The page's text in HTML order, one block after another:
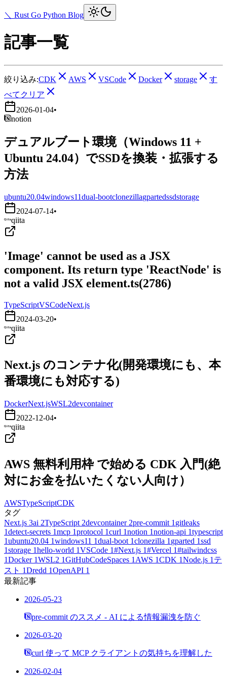
＼ Rust Go Python Blog
記事一覧
絞り込み:CDK AWS VSCode Docker storage
す
べてクリア
2026-01-04•
notion
デュアルブート環境（Windows 11 +
Ubuntu 24.04）でSSDを換装・拡張する
方法
ubuntu20.04windows11dual-bootclonezillagpartedssdstorage
2024-07-14•
qiita
'Image' cannot be used as a JSX
component. Its return type 'ReactNode' is
not a valid JSX element.ts(2786)
TypeScriptVSCodeNext.js
2024-03-20•
qiita
Next.js のコンテナ化(開発環境にも、本
番環境にも対応する)
DockerNext.jsWSL2devcontainer
2022-12-04•
qiita
AWS 無料利用枠 で始める CDK 入門(絶
対にお金を払いたくない人向け）
AWSTypeScriptCDK
タグ
Next.js 3ai 2TypeScript 2devcontainer 2pre-commit 1 gitleaks
1detect-secrets 1mcp 1protocol 1curl 1notion 1notion-api 1typescript
1ubuntu20.04 1windows11 1dual-boot 1clonezilla 1 gparted 1ssd
1storage 1hello-world 1VSCode 1#Next.js 1#Vercel 1#tailwindcss
1Docker 1WSL2 1GitHubCodeSpaces 1 AWS 1CDK 1Node.js 1 テ
スト 1Dredd 1OpenAPI 1
最新記事
2026-05-23
pre-commit のススメ - AI による情報漏洩を防ぐ
2026-03-20
curl 使って MCP クライアントの気持ちを理解した
2026-02-04